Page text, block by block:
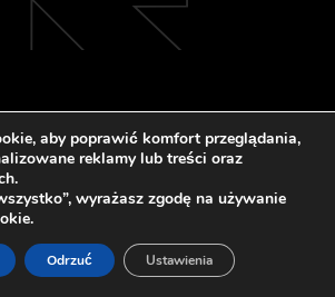
aby poprawić komfort przeglądania,
reklamy lub treści oraz
wyrażasz zgodę na używanie
Odrzuć Ustawienia